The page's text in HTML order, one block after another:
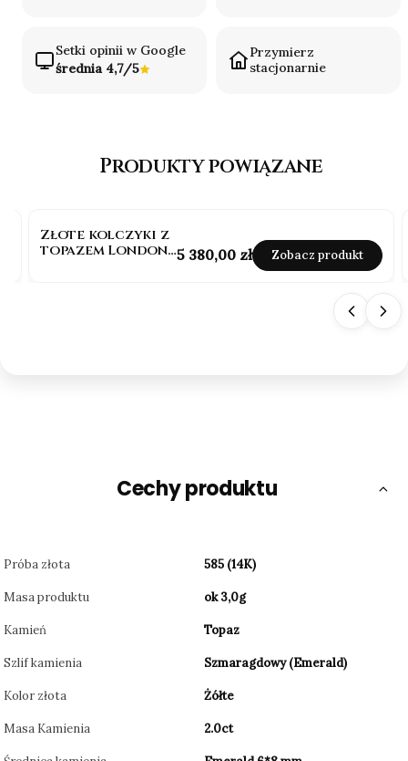
Setki opinii w Google
średnia 4,7/5
Przymierz
stacjonarnie
Produkty powiązane
Złote kolczyki z
topazem London Cena
5 380,00 zł Zobacz produkt
Cechy produktu
Próba złota 585 (14K)
Masa produktu ok 3,0g
Kamień Topaz
Szlif kamienia Szmaragdowy (Emerald)
Kolor złota Żółte
Masa Kamienia 2.0ct